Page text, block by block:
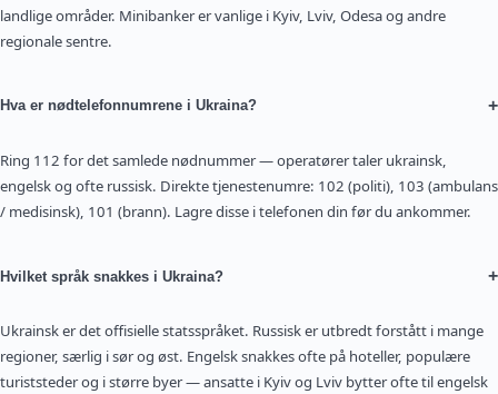
landlige områder. Minibanker er vanlige i Kyiv, Lviv, Odesa og andre
regionale sentre.
Hva er nødtelefonnumrene i Ukraina? +
Ring 112 for det samlede nødnummer — operatører taler ukrainsk,
engelsk og ofte russisk. Direkte tjenestenumre: 102 (politi), 103 (ambulans
/ medisinsk), 101 (brann). Lagre disse i telefonen din før du ankommer.
Hvilket språk snakkes i Ukraina? +
Ukrainsk er det offisielle statsspråket. Russisk er utbredt forstått i mange
regioner, særlig i sør og øst. Engelsk snakkes ofte på hoteller, populære
turiststeder og i større byer — ansatte i Kyiv og Lviv bytter ofte til engelsk